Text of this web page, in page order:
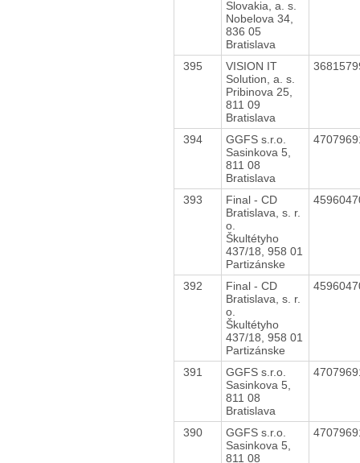
Slovakia, a. s.
Nobelova 34,
836 05
Bratislava
395
VISION IT
Solution, a. s.
Pribinova 25,
811 09
Bratislava
394
GGFS s.r.o.
Sasinkova 5,
811 08
Bratislava
393
Final - CD
Bratislava, s. r.
o.
Škultétyho
437/18, 958 01
Partizánske
392
Final - CD
Bratislava, s. r.
o.
Škultétyho
437/18, 958 01
Partizánske
391
GGFS s.r.o.
Sasinkova 5,
811 08
Bratislava
390
GGFS s.r.o.
Sasinkova 5,
811 08